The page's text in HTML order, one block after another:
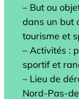
– But ou
dans un but
tourisme et
– Activités :
sportif et
– Lieu de
Nord-Pas-